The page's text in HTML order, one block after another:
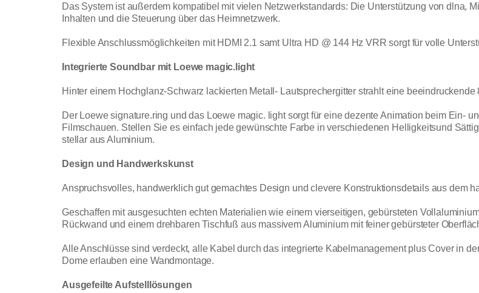
Das System ist außerdem kompatibel mit vielen Netzwerkstandards: Die Unterstützung von dlna,
Inhalten und die Steuerung über das Heimnetzwerk.
Flexible Anschlussmöglichkeiten mit HDMI 2.1 samt Ultra HD @ 144 Hz VRR sorgt für volle
Integrierte Soundbar mit Loewe magic.light
Hinter einem Hochglanz-Schwarz lackierten Metall- Lautsprechergitter strahlt eine
Der Loewe signature.ring und das Loewe magic. light sorgt für eine dezente Animation beim Ein-
Filmschauen. Stellen Sie es einfach jede gewünschte Farbe in verschiedenen Helligkeitsund
stellar aus Aluminium.
Design und Handwerkskunst
Anspruchsvolles, handwerklich gut gemachtes Design und clevere Konstruktionsdetails aus dem
Geschaffen mit ausgesuchten echten Materialien wie einem vierseitigen, gebürsteten
Rückwand und einem drehbaren Tischfuß aus massivem Aluminium mit feiner gebürsteter
Alle Anschlüsse sind verdeckt, alle Kabel durch das integrierte Kabelmanagement plus Cover in
Dome erlauben eine Wandmontage.
Ausgefeilte Aufstelllösungen